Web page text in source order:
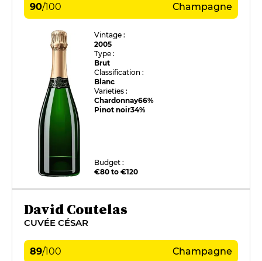
90/100 Champagne
Vintage :
2005
Type :
Brut
Classification :
Blanc
Varieties :
Chardonnay66%
Pinot noir34%
Budget :
€80 to €120
David Coutelas
CUVÉE CÉSAR
89/100 Champagne